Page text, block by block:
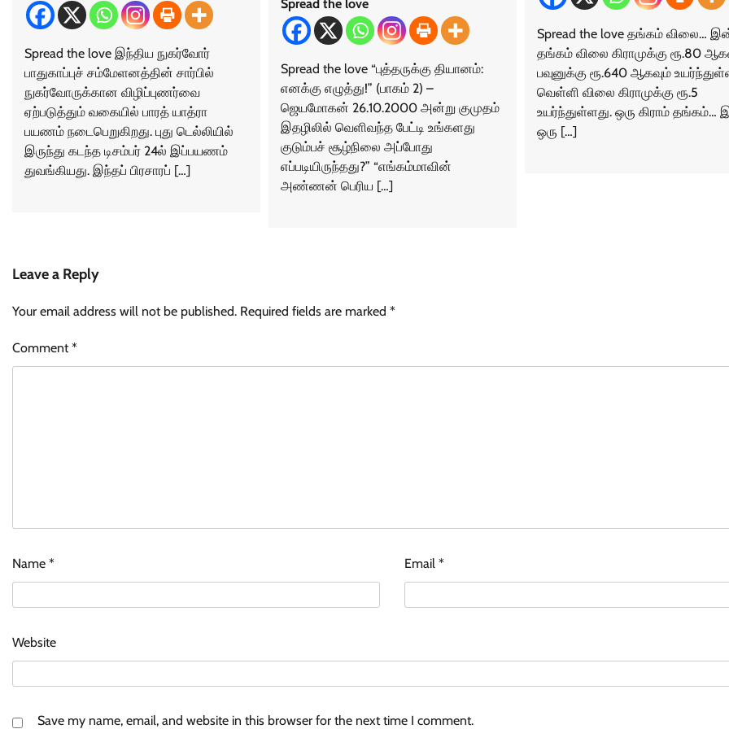
Spread the love இந்திய நுகர்வோர்
பாதுகாப்புச் சம்மேளனத்தின் சார்பில்
நுகர்வோருக்கான விழிப்புணர்வை
ஏற்படுத்தும் வகையில் பாரத் யாத்ரா
பயணம் நடைபெறுகிறது. புது டெல்லியில்
இருந்து கடந்த டிசம்பர் 24ல் இப்பயணம்
துவங்கியது. இந்தப் பிரசாரப் […]
Spread the love
Spread the love “புத்தருக்கு தியானம்:
எனக்கு எழுத்து!” (பாகம் 2) –
ஜெயமோகன் 26.10.2000 அன்று குமுதம்
இதழிலில் வெளிவந்த பேட்டி உங்களது
குடும்பச் சூழ்நிலை அப்போது
எப்படியிருந்தது?” “எங்கம்மாவின்
அண்ணன் பெரிய […]
Spread the love தங்கம் விலை…
தங்கம் விலை கிராமுக்கு ரூ.80
பவுனுக்கு ரூ.640 ஆகவும்
வெள்ளி விலை கிராமுக்கு ரூ.5
உயர்ந்துள்ளது. ஒரு கிராம் தங்கம்…
ஒரு […]
Leave a Reply
Your email address will not be published. Required fields are marked *
Comment*
Name * Email*
Website
Save my name, email, and website in this browser for the next time I comment.